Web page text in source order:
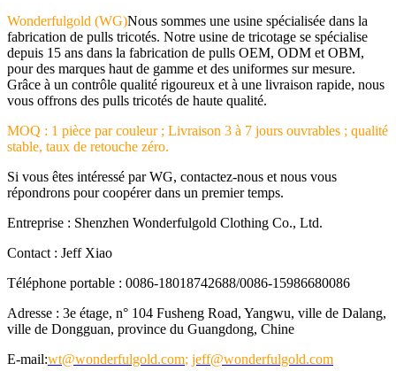
Wonderfulgold (WG)Nous sommes une usine spécialisée dans la
fabrication de pulls tricotés. Notre usine de tricotage se spécialise
depuis 15 ans dans la fabrication de pulls OEM, ODM et OBM,
pour des marques haut de gamme et des uniformes sur mesure.
Grâce à un contrôle qualité rigoureux et à une livraison rapide, nous
vous offrons des pulls tricotés de haute qualité.
MOQ : 1 pièce par couleur ; Livraison 3 à 7 jours ouvrables ; qualité
stable, taux de retouche zéro.
Si vous êtes intéressé par WG, contactez-nous et nous vous
répondrons pour coopérer dans un premier temps.
Entreprise : Shenzhen Wonderfulgold Clothing Co., Ltd.
Contact : Jeff Xiao
Téléphone portable : 0086-18018742688/0086-15986680086
Adresse : 3e étage, n° 104 Fusheng Road, Yangwu, ville de Dalang,
ville de Dongguan, province du Guangdong, Chine
E-mail:wt@wonderfulgold.com; jeff@wonderfulgold.com